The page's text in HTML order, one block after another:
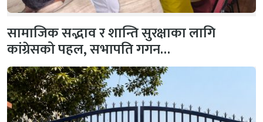
सामाजिक सद्भाव र शान्ति सुरक्षाका लागि
कांग्रेसको पहल, सभापति गगन…